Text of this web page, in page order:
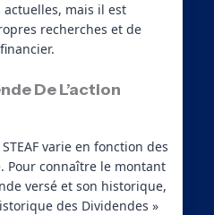
mais il est
recherches et de
De L’action
varie en fonction des
Pour connaître le montant
versé et son historique,
des Dividendes »